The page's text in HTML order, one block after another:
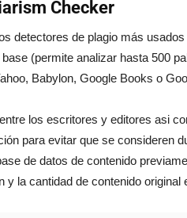
Checker
detectores de plagio más
(permite analizar hasta 500
Babylon, Google Books o
los escritores y editores asi
para evitar que se consideren
de datos de contenido
y la cantidad de contenido original